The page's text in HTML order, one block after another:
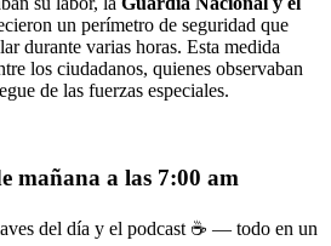
un perímetro de seguridad que
durante varias horas. Esta medida
los ciudadanos, quienes observaban
de las fuerzas especiales.
mañana a las 7:00 am
del día y el podcast ☕ — todo en un